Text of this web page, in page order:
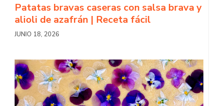
Patatas bravas caseras con salsa brava y
alioli de azafrán | Receta fácil
JUNIO 18, 2026